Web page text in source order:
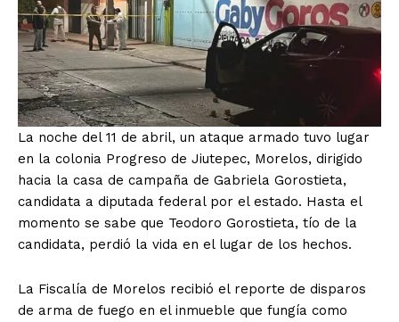
La noche del 11 de abril, un ataque armado tuvo lugar
en la colonia Progreso de Jiutepec, Morelos, dirigido
hacia la casa de campaña de Gabriela Gorostieta,
candidata a diputada federal por el estado. Hasta el
momento se sabe que Teodoro Gorostieta, tío de la
candidata, perdió la vida en el lugar de los hechos.
La Fiscalía de Morelos recibió el reporte de disparos
de arma de fuego en el inmueble que fungía como